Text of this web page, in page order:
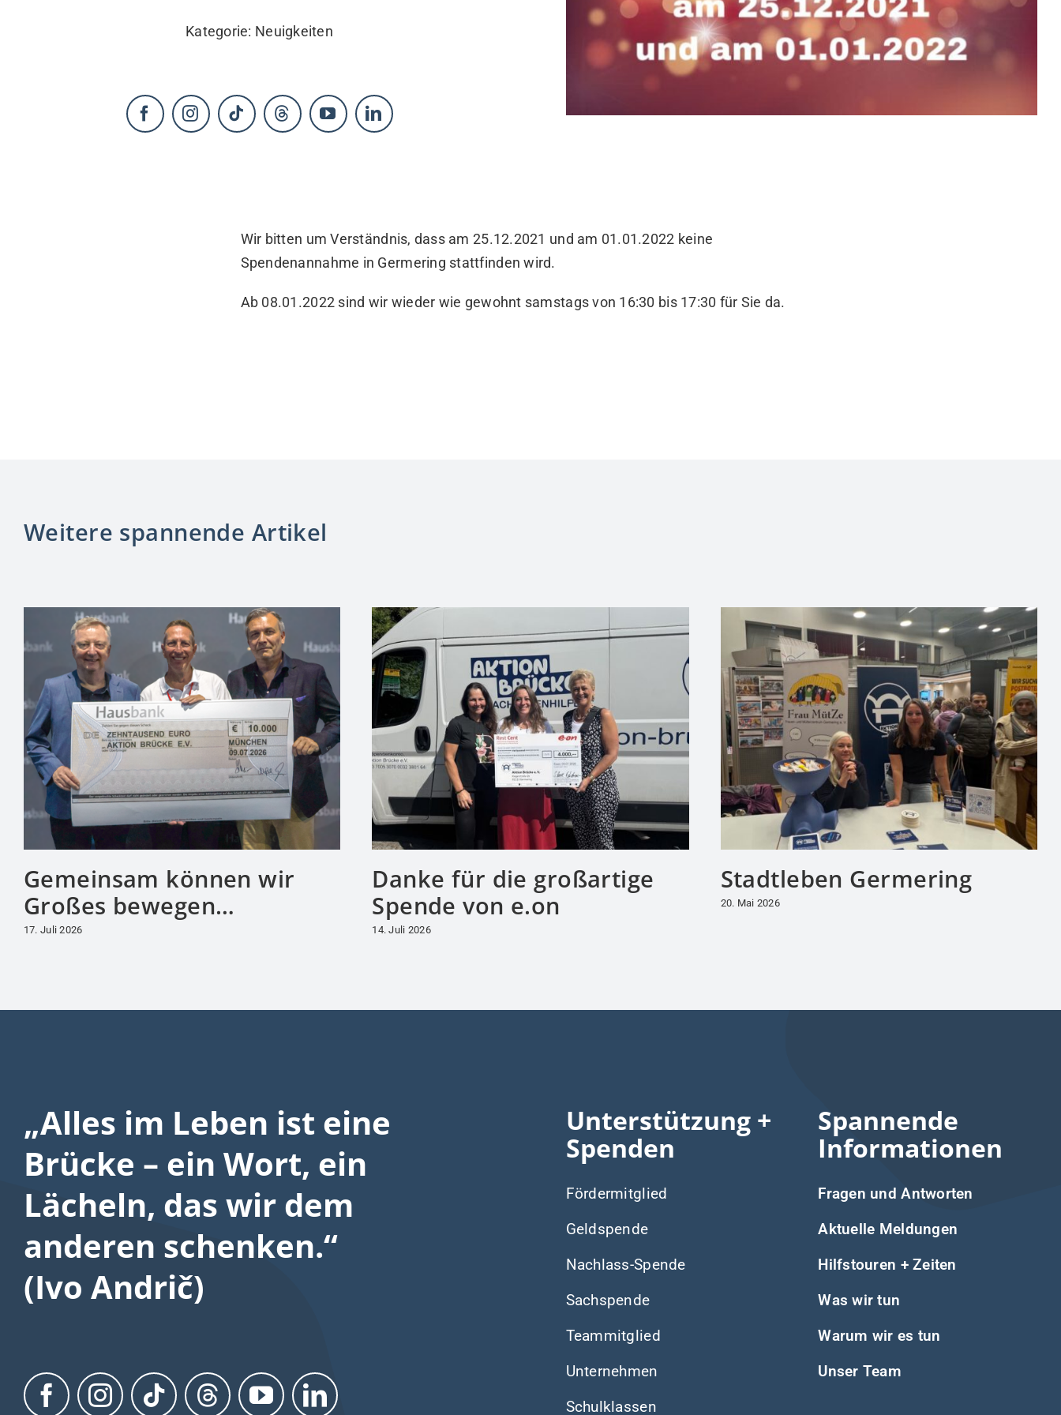
Kategorie: Neuigkeiten
Wir bitten um Verständnis, dass am 25.12.2021 und am 01.01.2022 keine
Spendenannahme in Germering stattfinden wird.
Ab 08.01.2022 sind wir wieder wie gewohnt samstags von 16:30 bis 17:30 für Sie da.
Weitere spannende Artikel
Gemeinsam können wir
Großes bewegen…
17. Juli 2026
Danke für die großartige
Spende von e.on
14. Juli 2026
Stadtleben Germering
20. Mai 2026
„Alles im Leben ist eine
Brücke – ein Wort, ein
Lächeln, das wir dem
anderen schenken.“
(Ivo Andrič)
Unterstützung +
Spenden
Fördermitglied
Geldspende
Nachlass-Spende
Sachspende
Teammitglied
Unternehmen
Schulklassen
Spannende
Informationen
Fragen und Antworten
Aktuelle Meldungen
Hilfstouren + Zeiten
Was wir tun
Warum wir es tun
Unser Team